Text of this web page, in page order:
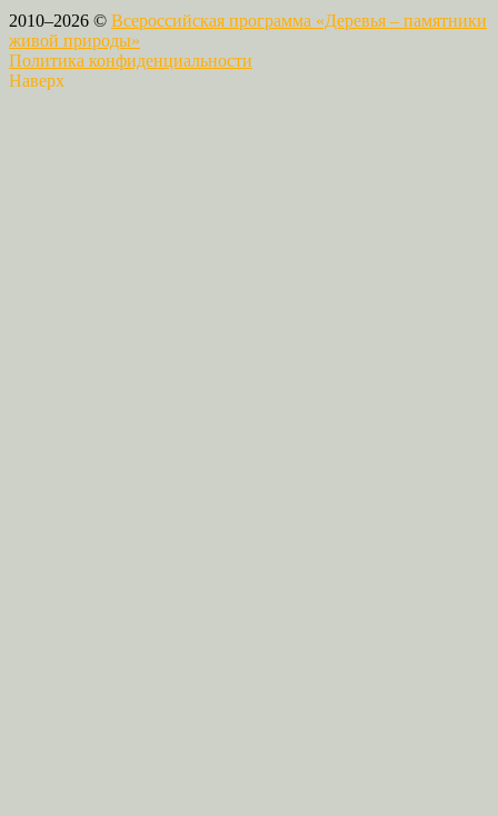
2010–2026 © Всероссийская программа «Деревья – памятники
живой природы»
Политика конфиденциальности
Наверх